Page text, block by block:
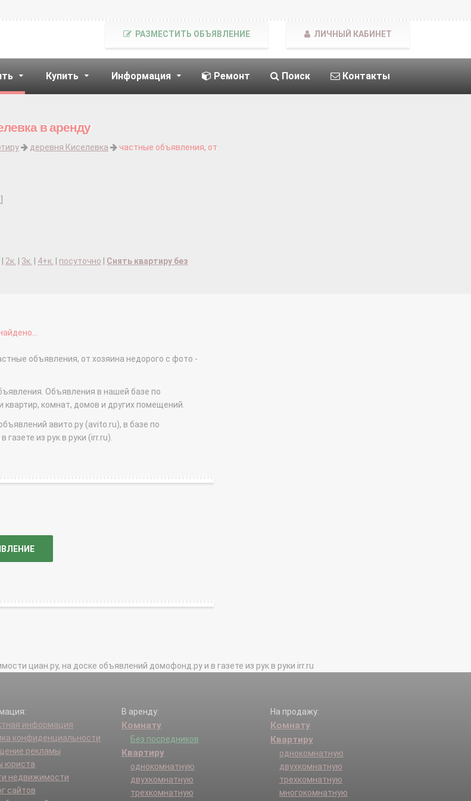
Купить Информация Ремонт Поиск Контакты
РАЗМЕСТИТЬ ОБЪЯВЛЕНИЕ ЛИЧНЫЙ КАБИНЕТ
в аренду
деревня Киселевка
частные объявления, от
2к. 3к. 4+к. посуточно
Снять квартиру без
объявления, от хозяина недорого с фото -
Объявления в нашей базе по
комнат, домов и других помещений.
авито.ру (avito.ru), в базе по
из рук в руки (irr.ru).
циан.ру, на доске объявлений домофонд.ру и в газете из рук в руки irr.ru
информация
конфиденциальности
рекламы
юриста
недвижимости
сайтов
В аренду:
Комнату
Без посредников
Квартиру
однокомнатную
двухкомнатную
трехкомнатную
На продажу:
Комнату
Квартиру
однокомнатную
двухкомнатную
трехкомнатную
многокомнатную